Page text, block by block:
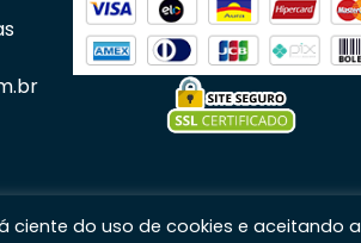
ciente do uso de cookies e aceitando a